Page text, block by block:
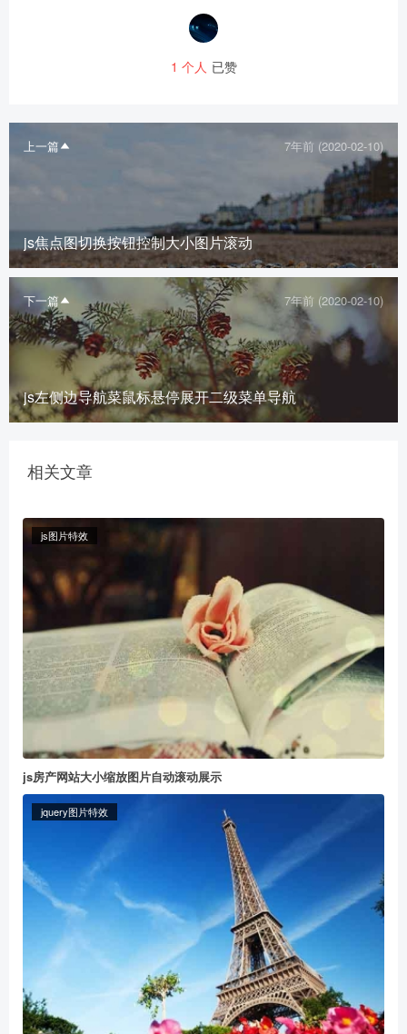
1 个人 已赞
上一篇 7年前 (2020-02-10)
js焦点图切换按钮控制大小图片滚动
下一篇 7年前 (2020-02-10)
js左侧边导航菜鼠标悬停展开二级菜单导航
相关文章
js图片特效
js房产网站大小缩放图片自动滚动展示
jquery图片特效